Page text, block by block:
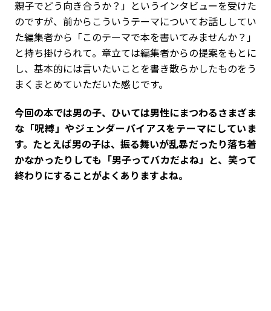
親子でどう向き合うか？」というインタビューを受けた
のですが、前からこういうテーマについてお話ししてい
た編集者から「このテーマで本を書いてみませんか？」
と持ち掛けられて。章立ては編集者からの提案をもとに
し、基本的には言いたいことを書き散らかしたものをう
まくまとめていただいた感じです。
――今回の本では男の子、ひいては男性にまつわるさまざま
な「呪縛」やジェンダーバイアスをテーマにしていま
す。たとえば男の子は、振る舞いが乱暴だったり落ち着
かなかったりしても「男子ってバカだよね」と、笑って
終わりにすることがよくありますよね。